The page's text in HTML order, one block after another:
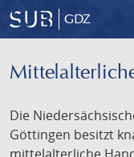
GDZ
Die
Göttingen besitzt